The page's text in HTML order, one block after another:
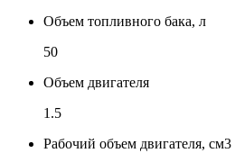
Объем топливного бака, л
50
Объем двигателя
1.5
Рабочий объем двигателя, см3